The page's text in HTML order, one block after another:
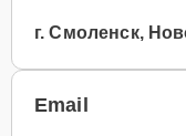
г. Смоленск,
Email